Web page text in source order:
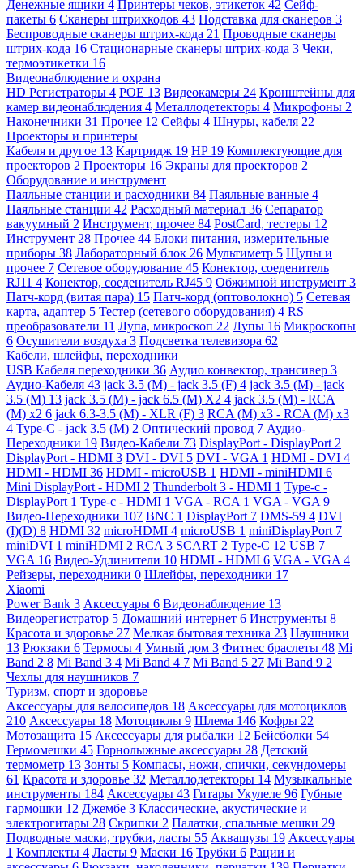
Денежные ящики 4 Принтеры чеков, этикеток 42 Сейф-
пакеты 6 Сканеры штрихкодов 43 Подставка для сканеров 3
Беспроводные сканеры штрих-кода 21 Проводные сканеры
штрих-кода 16 Стационарные сканеры штрих-кода 3 Чеки,
термоэтикетки 16
Видеонаблюдение и охрана
HD Регистраторы 4 POE 13 Видеокамеры 24 Кронштейны для
камер видеонаблюдения 4 Металлодетекторы 4 Микрофоны 2
Наконечники 31 Прочее 12 Сейфы 4 Шнуры, кабеля 22
Проекторы и принтеры
Кабеля и другое 13 Картридж 19 HP 19 Комплектующие для
проекторов 2 Проекторы 16 Экраны для проекторов 2
Оборудование и инструмент
Паяльные станции и расходники 84 Паяльные ванные 4
Паяльные станции 42 Расходный материал 36 Сепаратор
вакуумный 2 Инструмент, прочее 84 PostCard, тестеры 12
Инструмент 28 Прочее 44 Блоки питания, измерительные
приборы 38 Лабораторный блок 26 Мультиметр 5 Щупы и
прочее 7 Сетевое оборудование 45 Конектор, соеденитель
RJ11 4 Конектор, соеденитель RJ45 9 Обжимной инструмент 3
Патч-корд (витая пара) 15 Патч-корд (оптоволокно) 5 Сетевая
карта, адаптер 5 Тестер (сетевого оборудования) 4 RS
преобразователи 11 Лупа, микроскоп 22 Лупы 16 Микроскопы
6 Осушители воздуха 3 Подсветка телевизора 62
Кабели, шлейфы, переходники
USB Кабеля переходники 36 Аудио конвектор, трансивер 3
Аудио-Кабеля 43 jack 3.5 (M) - jack 3.5 (F) 4 jack 3.5 (M) - jack
3.5 (M) 13 jack 3.5 (M) - jack 6.5 (M) X2 4 jack 3.5 (M) - RCA
(M) x2 6 jack 6.3-3.5 (M) - XLR (F) 3 RCA (M) x3 - RCA (M) x3
4 Type-C - jack 3.5 (M) 2 Оптический провод 7 Аудио-
Переходники 19 Видео-Кабели 73 DisplayPort - DisplayPort 2
DisplayPort - HDMI 3 DVI - DVI 5 DVI - VGA 1 HDMI - DVI 4
HDMI - HDMI 36 HDMI - microUSB 1 HDMI - miniHDMI 6
Mini DisplayPort - HDMI 2 Thunderbolt 3 - HDMI 1 Type-c -
DisplayPort 1 Type-c - HDMI 1 VGA - RCA 1 VGA - VGA 9
Видео-Переходники 107 BNC 1 DisplayPort 7 DMS-59 4 DVI
(I)(D) 8 HDMI 32 microHDMI 4 microUSB 1 miniDisplayPort 7
miniDVI 1 miniHDMI 2 RCA 3 SCART 2 Type-C 12 USB 7
VGA 16 Видео-Удлинители 10 HDMI - HDMI 6 VGA - VGA 4
Рейзеры, переходники 0 Шлейфы, переходники 17
Xiaomi
Power Bank 3 Аксессуары 6 Видеонаблюдение 13
Видеорегистратор 5 Домашний интернет 6 Инструменты 8
Красота и здоровье 27 Мелкая бытовая техника 23 Наушники
13 Рюкзаки 6 Термосы 4 Умный дом 3 Фитнес браслеты 48 Mi
Band 2 8 Mi Band 3 4 Mi Band 4 7 Mi Band 5 27 Mi Band 9 2
Чехлы для наушников 7
Туризм, спорт и здоровье
Аксессуары для велосипедов 18 Аксессуары для мотоциклов
210 Аксессуары 18 Мотоциклы 9 Шлема 146 Кофры 22
Мотозащита 15 Аксессуары для рыбалки 12 Бейсболки 54
Гермомешки 45 Горнолыжные аксессуары 28 Детский
термометр 13 Зонты 5 Компасы, ножи, спички, секундомеры
61 Красота и здоровье 32 Металлодетекторы 14 Музыкальные
инструменты 184 Аксессуары 43 Гитары Укулеле 96 Губные
гармошки 12 Джембе 3 Классические, акустические и
электрогитары 28 Скрипки 2 Палатки, спальные мешки 29
Подводные маски, трубки, ласты 55 Аквашузы 19 Аксессуары
1 Комплекты 4 Ласты 9 Маски 16 Трубки 6 Рации и